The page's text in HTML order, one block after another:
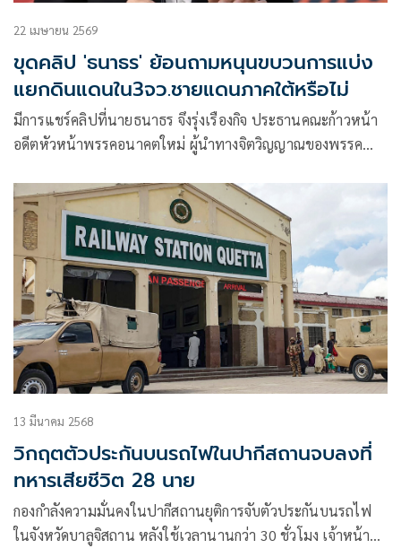
22 เมษายน 2569
ขุดคลิป 'ธนาธร' ย้อนถามหนุนขบวนการแบ่ง
แยกดินแดนใน3จว.ชายแดนภาคใต้หรือไม่
มีการแชร์คลิปที่นายธนาธร จึงรุ่งเรืองกิจ ประธานคณะก้าวหน้า
อดีตหัวหน้าพรรคอนาคตใหม่ ผู้นำทางจิตวิญญาณของพรรค
ตอนหนึ่งว่า “จริง ๆ ในกรณีสามจังหวัดชายแดน ผมสามารถพูด
ถึงกรณีเปรียบเทียบในหลายพื้นที่ทั่วโลกได้เลยนะ
13 มีนาคม 2568
วิกฤตตัวประกันบนรถไฟในปากีสถานจบลงที่
ทหารเสียชีวิต 28 นาย
กองกำลังความมั่นคงในปากีสถานยุติการจับตัวประกันบนรถไฟ
ในจังหวัดบาลูจิสถาน หลังใช้เวลานานกว่า 30 ชั่วโมง เจ้าหน้าที่